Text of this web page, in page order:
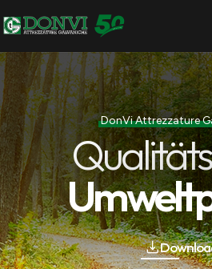
DonVi Attrezzature